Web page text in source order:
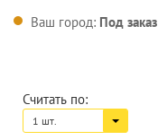
Ваш город: Под заказ
Считать по:
1 шт.